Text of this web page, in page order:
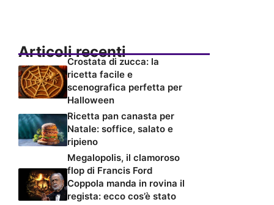
Articoli recenti
Crostata di zucca: la
ricetta facile e
scenografica perfetta per
Halloween
Ricetta pan canasta per
Natale: soffice, salato e
ripieno
Megalopolis, il clamoroso
flop di Francis Ford
Coppola manda in rovina il
regista: ecco cos’è stato